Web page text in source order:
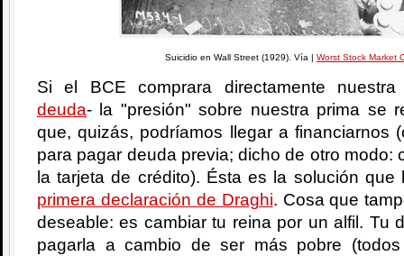
Suicidio en Wall Street (1929). Vía | Worst Stock Market
Si el BCE comprara directamente
deuda- la "presión" sobre nuestra prima se
que, quizás, podríamos llegar a financiarnos
para pagar deuda previa; dicho de otro modo:
la tarjeta de crédito). Ésta es la solución
primera declaración de Draghi. Cosa que
deseable: es cambiar tu reina por un alfil. Tu
pagarla a cambio de ser más pobre